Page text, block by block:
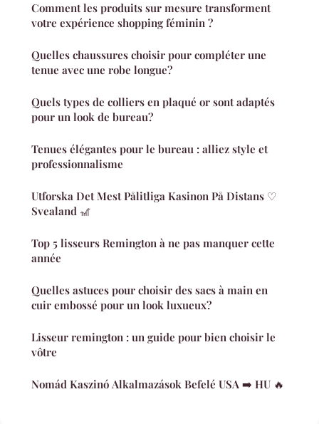
Comment les produits sur mesure transforment
votre expérience shopping féminin ?
Quelles chaussures choisir pour compléter une
tenue avec une robe longue?
Quels types de colliers en plaqué or sont adaptés
pour un look de bureau?
Tenues élégantes pour le bureau : alliez style et
professionnalisme
Utforska Det Mest Pålitliga Kasinon På Distans ♡
Svealand 🎢
Top 5 lisseurs Remington à ne pas manquer cette
année
Quelles astuces pour choisir des sacs à main en
cuir embossé pour un look luxueux?
Lisseur remington : un guide pour bien choisir le
vôtre
Nomád Kaszinó Alkalmazások Befelé USA ➡️ HU 🔥